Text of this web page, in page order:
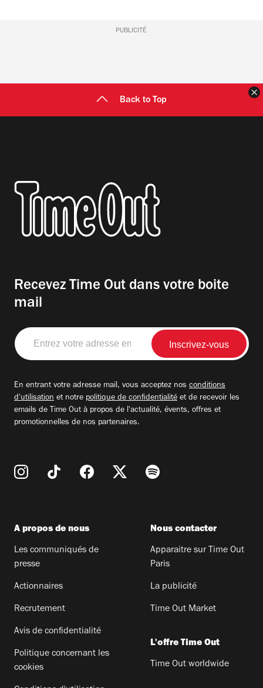
PUBLICITÉ
Back to Top
Recevez Time Out dans votre boite
mail
Entrez
votre
adresse
En entrant votre adresse mail, vous acceptez nos conditions
d'utilisation et notre politique de confidentialité et de recevoir les
emails de Time Out à propos de l'actualité, évents, offres et
promotionnelles de nos partenaires.
A propos de nous
Les communiqués de
presse
Actionnaires
Recrutement
Avis de confidentialité
Politique concernant les
cookies
Nous contacter
Apparaitre sur Time Out
Paris
La publicité
Time Out Market
L'offre Time Out
Time Out worldwide